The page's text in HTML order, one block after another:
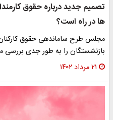
تصمیم جدید درباره حقوق
ها در راه است؟
مجلس طرح ساماندهی حقوق
بازنشستگان را به طور جدی بررسی
۲۱ مرداد ۱۴۰۲